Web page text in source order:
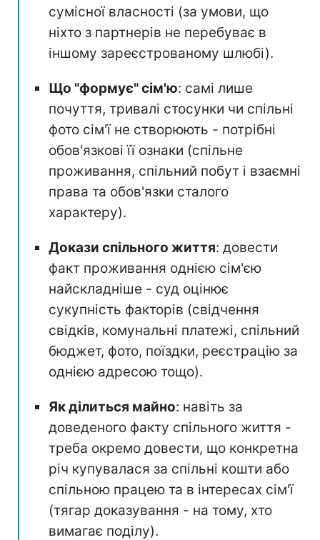
сумісної власності (за умови, що
ніхто з партнерів не перебуває в
іншому зареєстрованому шлюбі).
Що "формує" сім'ю: самі лише
почуття, тривалі стосунки чи спільні
фото сім'ї не створюють - потрібні
обов'язкові її ознаки (спільне
проживання, спільний побут і взаємні
права та обов'язки сталого
характеру).
Докази спільного життя: довести
факт проживання однією сім'єю
найскладніше - суд оцінює
сукупність факторів (свідчення
свідків, комунальні платежі, спільний
бюджет, фото, поїздки, реєстрацію за
однією адресою тощо).
Як ділиться майно: навіть за
доведеного факту спільного життя -
треба окремо довести, що конкретна
річ купувалася за спільні кошти або
спільною працею та в інтересах сім'ї
(тягар доказування - на тому, хто
вимагає поділу).